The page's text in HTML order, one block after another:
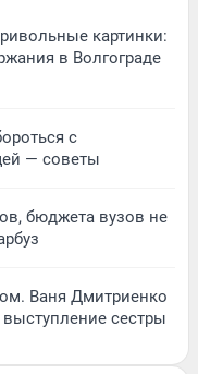
картинки:
в Волгограде
с
— советы
бюджета вузов не
Ваня Дмитриенко
сестры